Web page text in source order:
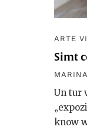
ARTE
Simt
Un tur
know